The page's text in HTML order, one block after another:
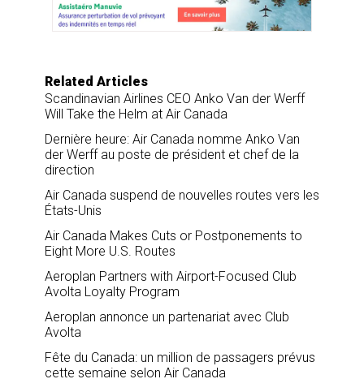
o
k
I
Related Articles
Scandinavian Airlines CEO Anko Van der Werff
Will Take the Helm at Air Canada
Dernière heure: Air Canada nomme Anko Van
der Werff au poste de président et chef de la
direction
Air Canada suspend de nouvelles routes vers les
États-Unis
Air Canada Makes Cuts or Postponements to
Eight More U.S. Routes
Aeroplan Partners with Airport-Focused Club
Avolta Loyalty Program
Aeroplan annonce un partenariat avec Club
Avolta
Fête du Canada: un million de passagers prévus
cette semaine selon Air Canada